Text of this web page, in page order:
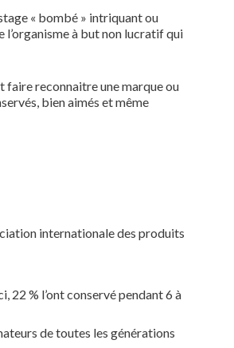
« bombé » intriquant ou
l’organisme à but non lucratif qui
faire reconnaitre une marque ou
bien aimés et même
internationale des produits
22 % l’ont conservé pendant 6 à
de toutes les générations